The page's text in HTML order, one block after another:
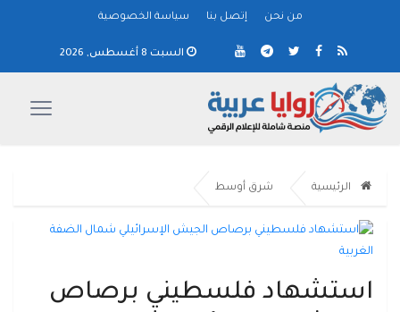
من نحن إتصل بنا سياسة الخصوصية
السبت 8 أغسطس, 2026
الرئيسية شرق أوسط
استشهاد فلسطيني برصاص